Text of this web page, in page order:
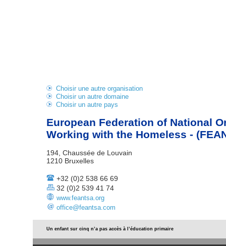
Choisir une autre organisation
Choisir un autre domaine
Choisir un autre pays
European Federation of National
Working with the Homeless -
194, Chaussée de Louvain
1210 Bruxelles
+32 (0)2 538 66 69
32 (0)2 539 41 74
www.feantsa.org
office@feantsa.com
Un enfant sur cinq n’a pas accès à l’éducation primaire